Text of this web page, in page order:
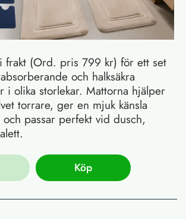
(Ord. pris 799 kr) för ett set
och halksäkra
i olika storlekar. Mattorna hjälper
torrare, ger en mjuk känsla
passar perfekt vid dusch,
Köp